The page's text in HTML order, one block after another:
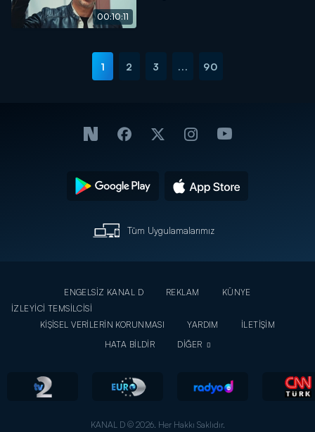
00:10:11
1 2 3 ... 90
Tüm Uygulamalarımız
ENGELSİZ KANAL D REKLAM
KÜNYE
İZLEYİCİ TEMSİLCİSİ
KİŞİSEL VERİLERİN KORUNMASI
YARDIM
İLETİŞİM
HATA BİLDİR
DİĞER
KANAL D © 2026. Her Hakkı Saklıdır.